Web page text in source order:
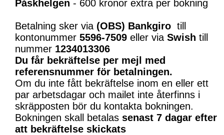
Påskhelgen - 600 kronor extra per bokning
Betalning sker via (OBS) Bankgiro till
kontonummer 5596-7509 eller via Swish till
nummer 1234013306
Du får bekräftelse per mejl med
referensnummer för betalningen.
Om du inte fått bekräftelse inom en eller ett
par arbetsdagar och mailet inte återfinns i
skräpposten bör du kontakta bokningen.
Bokningen skall betalas senast 7 dagar efter
att bekräftelse skickats